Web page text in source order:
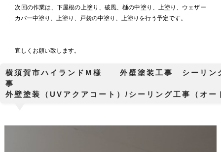
次回の作業は、下屋根の上塗り、破風、樋の中塗り、上塗り、ウェザー
カバー中塗り、上塗り、戸袋の中塗り、上塗りを行う予定です。
宜しくお願い致します。
横須賀市ハイランドM様 外壁塗装工事 シーリン
外壁塗装（UVアクアコート）/シーリング工事（オ